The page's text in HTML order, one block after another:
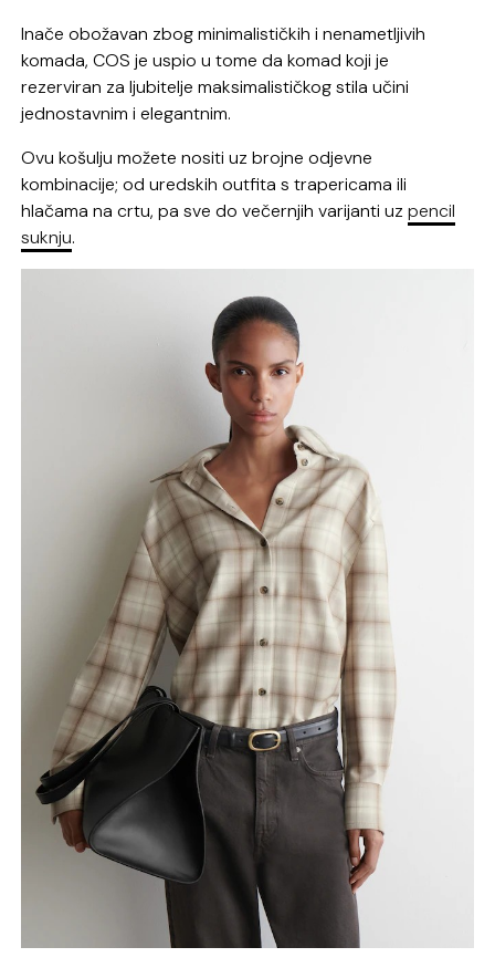
Inače obožavan zbog minimalističkih i nenametljivih
komada, COS je uspio u tome da komad koji je
rezerviran za ljubitelje maksimalističkog stila učini
jednostavnim i elegantnim.
Ovu košulju možete nositi uz brojne odjevne
kombinacije; od uredskih outfita s trapericama ili
hlačama na crtu, pa sve do večernjih varijanti uzpencil
suknju.